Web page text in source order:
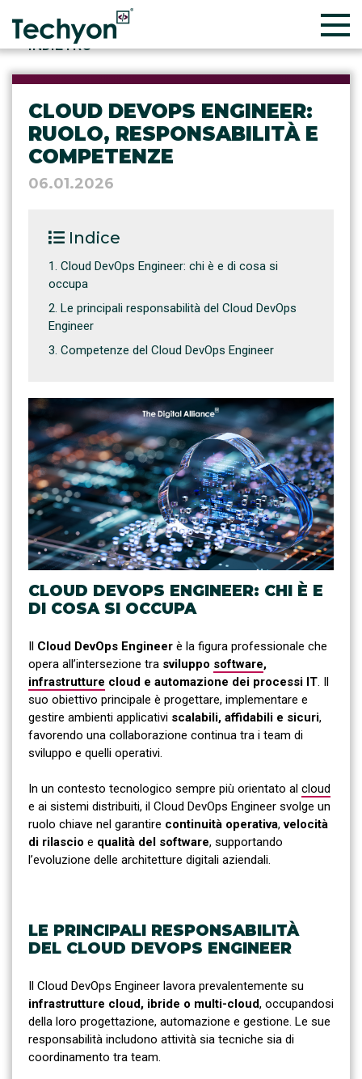
INDIETRO
CLOUD DEVOPS ENGINEER:
RUOLO, RESPONSABILITÀ E
COMPETENZE
06.01.2026
Indice
Cloud DevOps Engineer: chi è e di cosa si
occupa
Le principali responsabilità del Cloud DevOps
Engineer
Competenze del Cloud DevOps Engineer
CLOUD DEVOPS ENGINEER: CHI È E
DI COSA SI OCCUPA
Cloud DevOps Engineer è la figura professionale che
opera all’intersezione tra sviluppo software,
infrastrutture cloud e automazione dei processi IT. Il
suo obiettivo principale è progettare, implementare e
gestire ambienti applicativi scalabili, affidabili e sicuri,
favorendo una collaborazione continua tra i team di
sviluppo e quelli operativi.
In un contesto tecnologico sempre più orientato al cloud
e ai sistemi distribuiti, il Cloud DevOps Engineer svolge un
ruolo chiave nel garantire continuità operativa,velocità
di rilascio e qualità del software, supportando
l’evoluzione delle architetture digitali aziendali.
LE PRINCIPALI RESPONSABILITÀ
DEL CLOUD DEVOPS ENGINEER
Il Cloud DevOps Engineer lavora prevalentemente su
infrastrutture cloud, ibride o multi-cloud, occupandosi
della loro progettazione, automazione e gestione. Le sue
responsabilità includono attività sia tecniche sia di
coordinamento tra team.